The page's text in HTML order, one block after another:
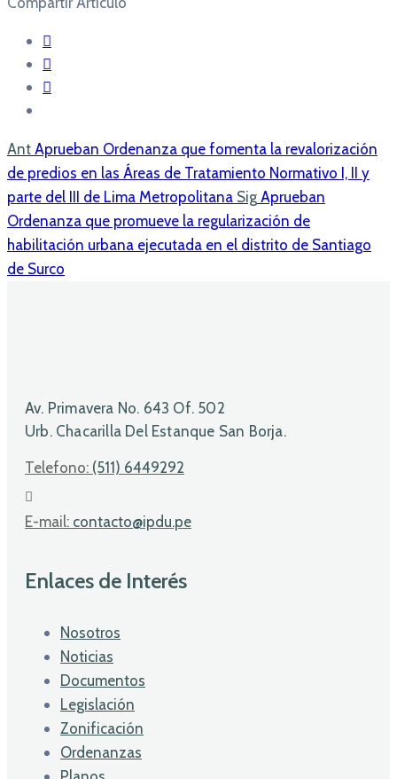
Ant Aprueban Ordenanza que fomenta la revalorización
de predios en las Áreas de Tratamiento Normativo I, II y
parte del III de Lima Metropolitana Sig Aprueban
Ordenanza que promueve la regularización de
habilitación urbana ejecutada en el distrito de Santiago
de Surco
Av. Primavera No. 643 Of. 502
Urb. Chacarilla Del Estanque San Borja.
Telefono: (511) 6449292
E-mail: contacto@ipdu.pe
Enlaces de Interés
Nosotros
Noticias
Documentos
Legislación
Zonificación
Ordenanzas